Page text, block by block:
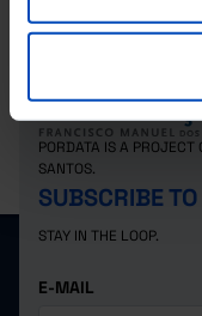
PORDATA IS A
SANTOS.
SUBSCRIBE
STAY IN THE LOOP.
E-MAIL